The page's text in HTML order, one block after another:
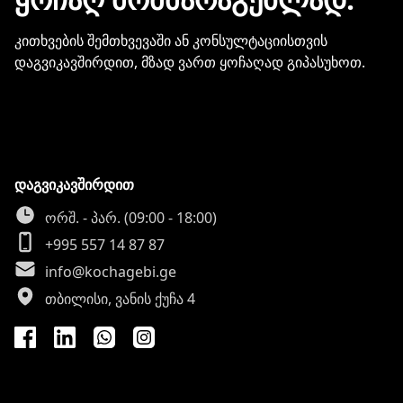
კითხვების შემთხვევაში ან კონსულტაციისთვის
დაგვიკავშირდით, მზად ვართ ყოჩაღად გიპასუხოთ.
დაგვიკავშირდით
ორშ. - პარ. (09:00 - 18:00)
+995 557 14 87 87
info@kochagebi.ge
თბილისი, ვანის ქუჩა 4